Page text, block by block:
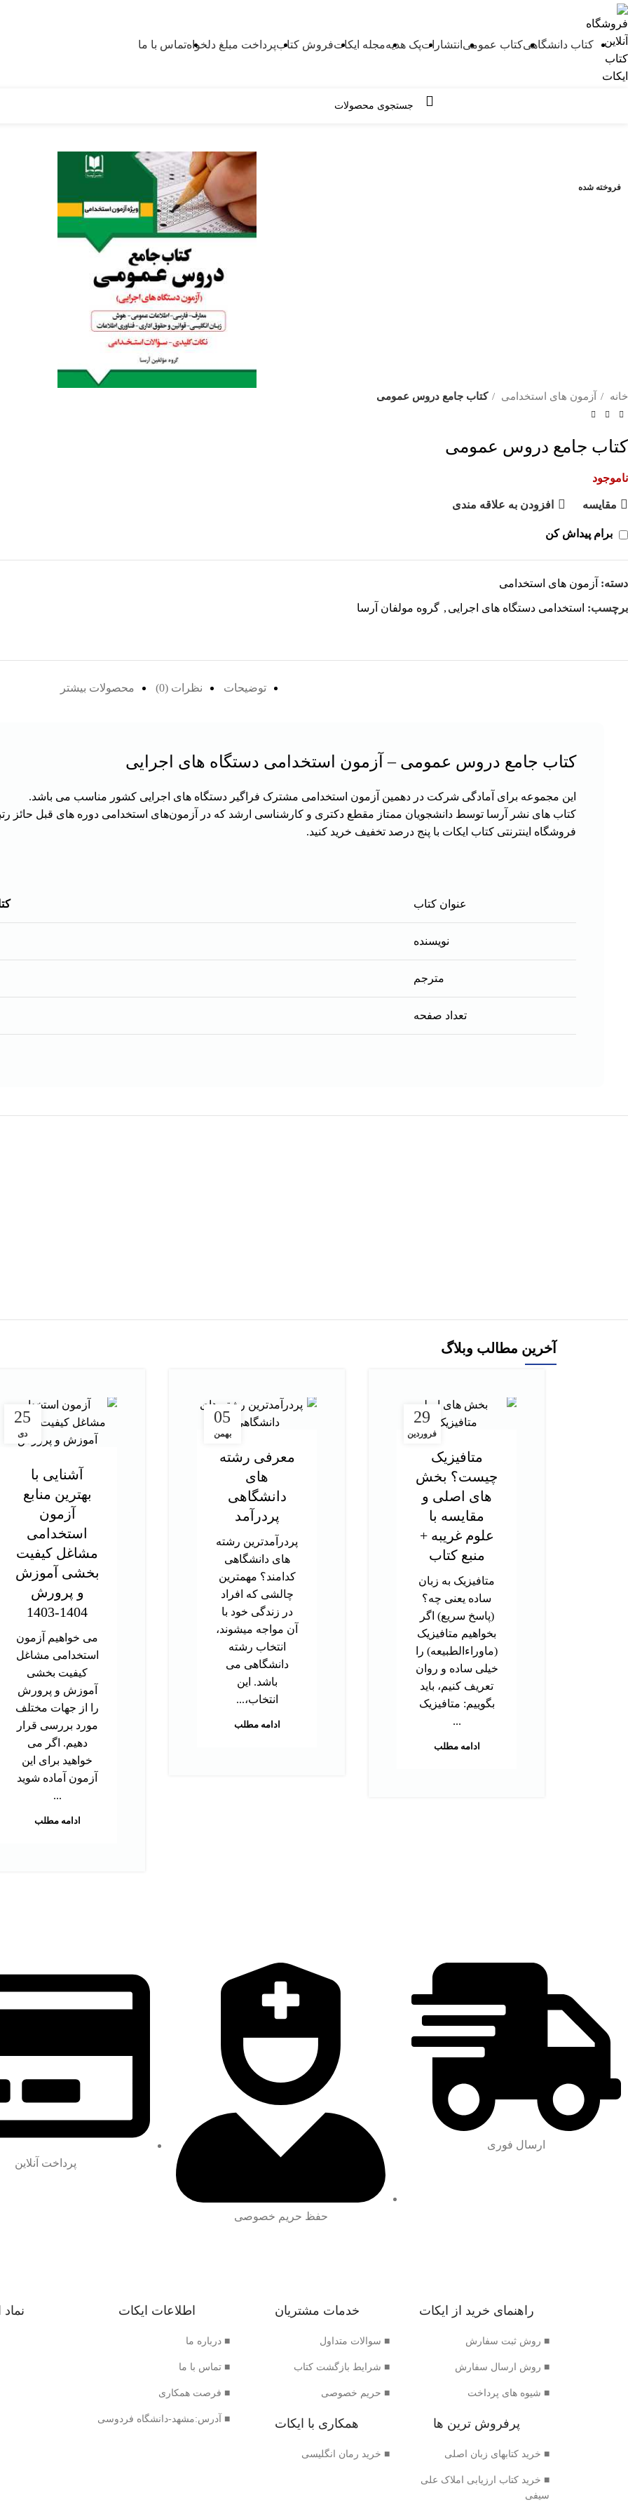
کتاب دانشگاهیکتاب عمومی انتشاراتپک هدیهمجله ایکاتفروش کتابپرداخت مبلغ دلخواهتماس با ما
فروخته شده
خانه آزمون های استخدامی كتاب جامع دروس عمومی
كتاب جامع دروس عمومی
ناموجود
مقايسه افزودن به علاقه مندی
برام پیداش کن
دسته: آزمون های استخدامی
برچسب: استخدامی دستگاه های اجرایی , گروه مولفان آرسا
توضیحات نظرات (0) محصولات بیشتر
كتاب جامع دروس عمومی – آزمون استخدامی دستگاه های اجرایی
این مجموعه برای آمادگی شرکت در دهمین آزمون استخدامی مشترک فراگیر دستگاه های اجرایی کشور مناسب می باشد.
کتاب های نشر آرسا توسط دانشجویان ممتاز مقطع دکتری و کارشناسی ارشد که در آزمون‌های استخدامی دوره های قبل حائز رتبه
فروشگاه اینترنتی کتاب ایکات با پنج درصد تخفیف خرید کنید.
عنوان کتاب
نویسنده
مترجم
تعداد صفحه
آخرین مطالب وبلاگ
29
فروردین
متافیزیک
چیست؟ بخش
های اصلی و
مقایسه با
علوم غریبه +
منبع کتاب
متافیزیک به زبان
ساده یعنی چه؟
(پاسخ سریع) اگر
بخواهیم متافیزیک
(ماوراءالطبیعه) را
خیلی ساده و روان
تعریف کنیم، باید
بگوییم: متافیزیک
...
ادامه مطلب
05
بهمن
معرفی رشته
های
دانشگاهی
پردرآمد
پردرآمدترین رشته
های دانشگاهی
کدامند؟ مهمترین
چالشی که افراد
در زندگی خود با
آن مواجه میشوند،
انتخاب رشته
دانشگاهی می
باشد. این
انتخاب،...
ادامه مطلب
25
دی
آشنایی با
بهترین منابع
آزمون
استخدامی
مشاغل کیفیت
بخشی آموزش
و پرورش
1404-1403
می خواهیم آزمون
استخدامی مشاغل
کیفیت بخشی
آموزش و پرورش
را از جهات مختلف
مورد بررسی قرار
دهیم. اگر می
خواهید برای این
آزمون آماده شوید
...
ادامه مطلب
ارسال فوری
حفظ حریم خصوصی
پرداخت آنلاین
راهنمای خرید از ایکات
■ روش ثبت سفارش
■ روش ارسال سفارش
■ شیوه های پرداخت
پرفروش ترین ها
■ خرید کتابهای زبان اصلی
■ خرید کتاب ارزیابی املاک علی
سیفی
خدمات مشتریان
■ سوالات متداول
■ شرایط بازگشت کتاب
■ حریم خصوصی
همکاری با ایکات
■ خرید رمان انگلیسی
اطلاعات ایکات
■ درباره ما
■ تماس با ما
■ فرصت همکاری
■ آدرس:مشهد-دانشگاه فردوسی
نماد